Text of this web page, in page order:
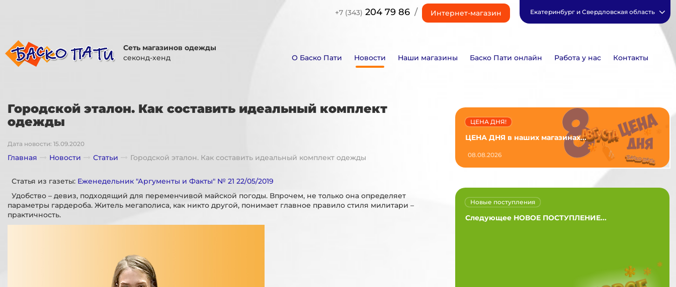
+7 (343) 204 79 86 / Интернет-магазин Екатеринбург и Свердловская область
Сеть магазинов одежды
секонд-хенд
О Баско Пати Новости Наши магазины Баско Пати онлайн Работа у нас Контакты
Городской эталон. Как составить идеальный комплект
одежды
Дата новости: 15.09.2020
Главная Новости Статьи Городской эталон. Как составить идеальный комплект одежды
Статья из газеты: Еженедельник "Аргументы и Факты" № 21 22/05/2019
Удобство – девиз, подходящий для переменчивой майской погоды. Впрочем, не только она определяет
параметры гардероба. Житель мегаполиса, как никто другой, понимает главное правило стиля милитари –
практичность.
ЦЕНА ДНЯ в наших магазинах...
ЦЕНА ДНЯ!
08.08.2026
Следующее НОВОЕ ПОСТУПЛЕНИЕ...
Новые поступления